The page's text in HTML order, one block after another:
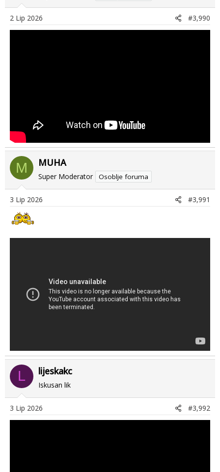
n
2 Lip 2026 #3,990
M MUHA
Super Moderator Osoblje foruma
3 Lip 2026 #3,991
L lijeskakc
Iskusan lik
3 Lip 2026 #3,992